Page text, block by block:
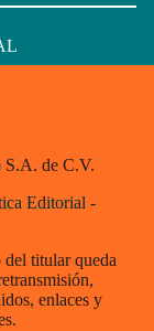
de C.V.
Editorial -
titular queda
enlaces y